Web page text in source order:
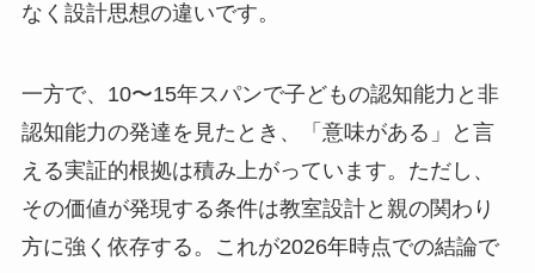
なく設計思想の違いです。
一方で、10〜15年スパンで子どもの認知能力と非
認知能力の発達を見たとき、「意味がある」と言
える実証的根拠は積み上がっています。ただし、
その価値が発現する条件は教室設計と親の関わり
方に強く依存する。これが2026年時点での結論で